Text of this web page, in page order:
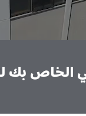
الخاص